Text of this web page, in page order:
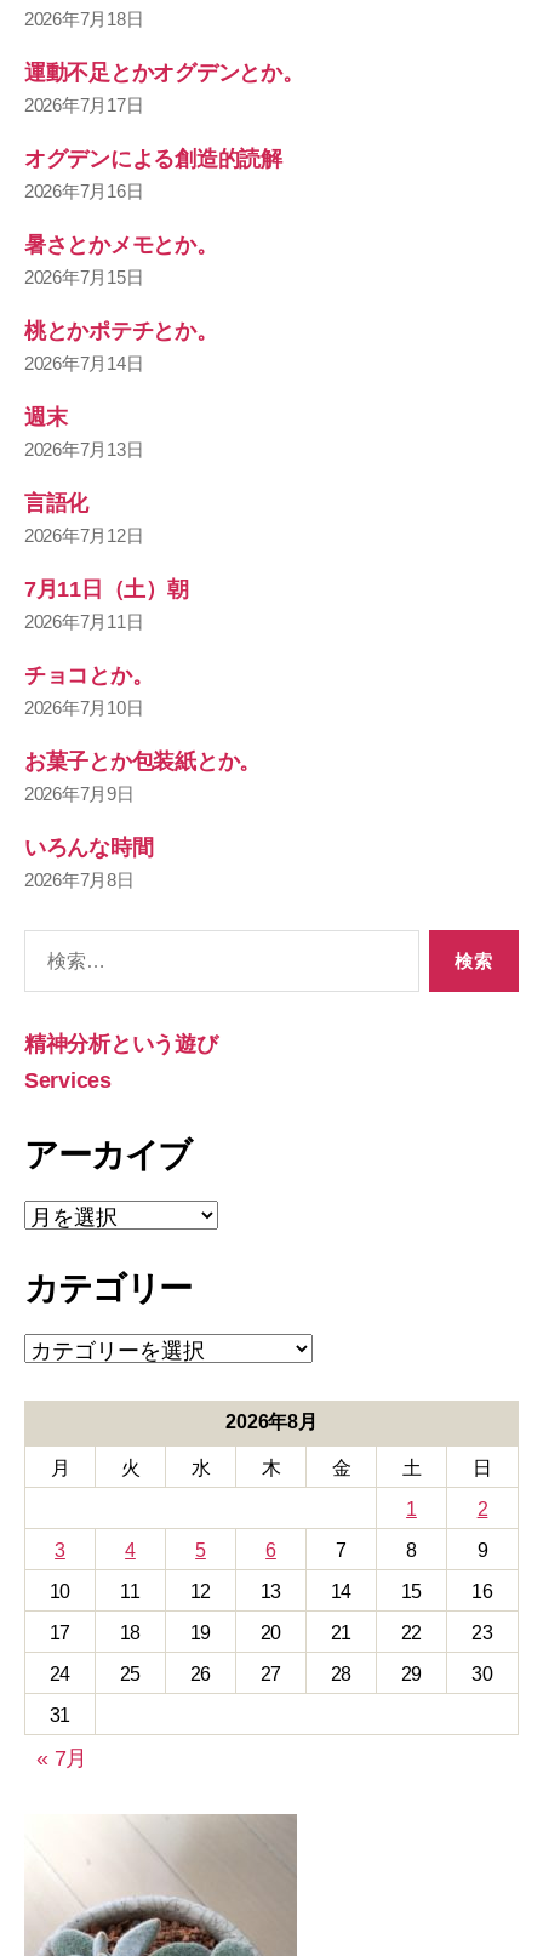
2026年7月18日
運動不足とかオグデンとか。
2026年7月17日
オグデンによる創造的読解
2026年7月16日
暑さとかメモとか。
2026年7月15日
桃とかポテチとか。
2026年7月14日
週末
2026年7月13日
言語化
2026年7月12日
7月11日（土）朝
2026年7月11日
チョコとか。
2026年7月10日
お菓子とか包装紙とか。
2026年7月9日
いろんな時間
2026年7月8日
象:
精神分析という遊び
Services
アーカイブ
ア
ー
イ
カテゴリー
カ
テ
ー
2026年8月
月 火 水 木 金 土
日
1
2
3
4 5 6 7 8
9
10
11 12 13 14 15
16
17
18 19 20 21 22
23
24
25 26 27 28 29
30
31
« 7月